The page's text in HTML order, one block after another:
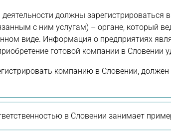
должны зарегистрироваться
с ним услугам) – органе, который
виде. Информация о предприятиях
готовой компании в Словении
компанию в Словении, должен
в Словении занимает